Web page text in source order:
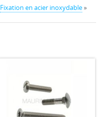
Fixation en acier inoxydable»